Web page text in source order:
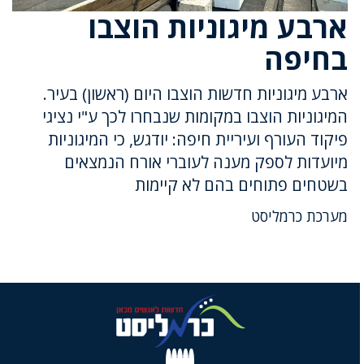
ארבע מיגוניות הוצבו
בחיפה
ארבע מיגוניות חדשות הוצבו היום (ראשון) בעיר.
המיגוניות הוצבו במקומות שנבחרו לכך ע"י נציגי
פיקוד העורף ועיריית חיפה: יודגש, כי המיגוניות
מיועדות לספק מענה לעוברי אורח הנמצאים
בשטחים פתוחים בהם לא קיימות
מערכת כרמליסט